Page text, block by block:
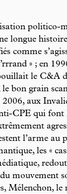
politico-
longue
comme
» ; en
le C&A
bon grain
2006, aux
CPE qui font
l’arme au
les «
mouvement
Mélenchon,